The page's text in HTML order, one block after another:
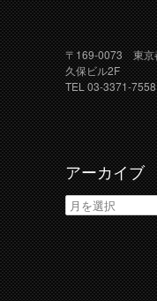
〒169-0073 東京
久保ビル2F
TEL 03-3371-7558
アーカイブ
ア
ー
カ
イ
ブ